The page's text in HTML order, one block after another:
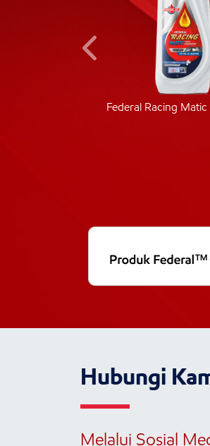
Federal Racing
Hubungi
Melalui Sosial